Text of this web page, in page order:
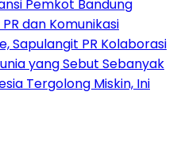
Pemkot Bandung
dan Komunikasi
Sapulangit PR Kolaborasi
yang Sebut Sebanyak
Tergolong Miskin, Ini